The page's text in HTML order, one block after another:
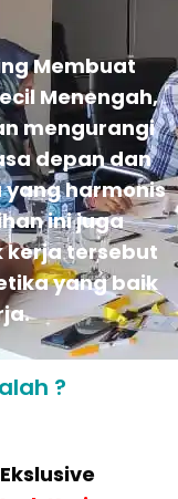
Membuat
Menengah,
mengurangi
depan dan
harmonis
ini juga
kerja tersebut
yang baik
?